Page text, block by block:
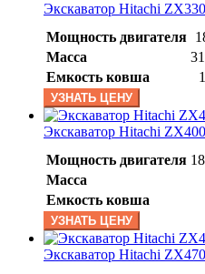
Экскаватор Hitachi
Мощность двигателя
Масса
Емкость ковша
УЗНАТЬ ЦЕНУ
Экскаватор Hitachi
Мощность двигателя
Масса
Емкость ковша
УЗНАТЬ ЦЕНУ
Экскаватор Hitachi